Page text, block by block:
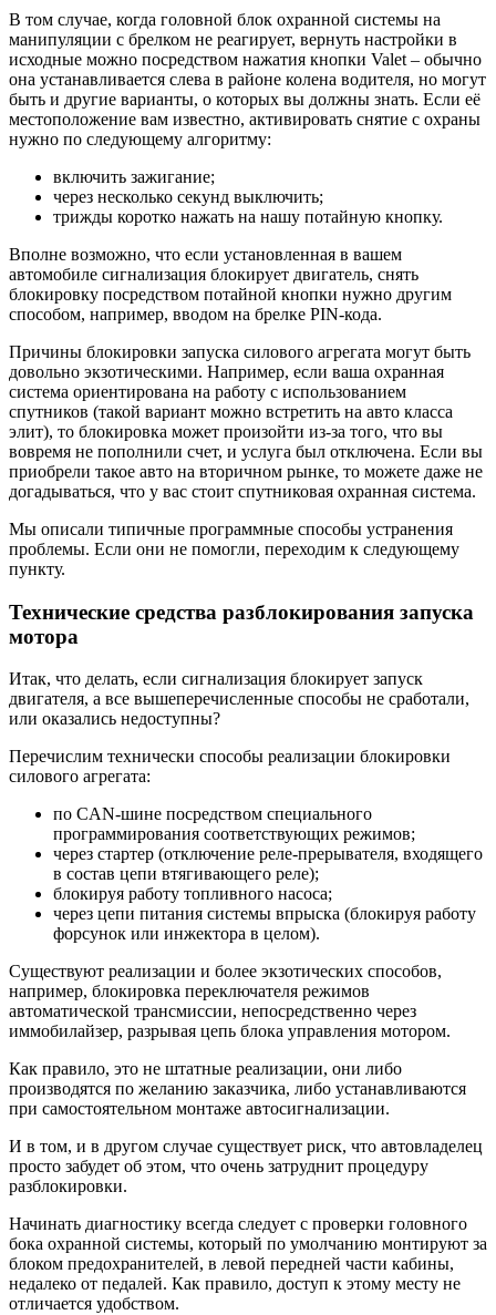
В том случае, когда головной блок охранной системы на
манипуляции с брелком не реагирует, вернуть настройки в
исходные можно посредством нажатия кнопки Valet – обычно
она устанавливается слева в районе колена водителя, но могут
быть и другие варианты, о которых вы должны знать. Если её
местоположение вам известно, активировать снятие с охраны
нужно по следующему алгоритму:
включить зажигание;
через несколько секунд выключить;
трижды коротко нажать на нашу потайную кнопку.
Вполне возможно, что если установленная в вашем
автомобиле сигнализация блокирует двигатель, снять
блокировку посредством потайной кнопки нужно другим
способом, например, вводом на брелке PIN-кода.
Причины блокировки запуска силового агрегата могут быть
довольно экзотическими. Например, если ваша охранная
система ориентирована на работу с использованием
спутников (такой вариант можно встретить на авто класса
элит), то блокировка может произойти из-за того, что вы
вовремя не пополнили счет, и услуга был отключена. Если вы
приобрели такое авто на вторичном рынке, то можете даже не
догадываться, что у вас стоит спутниковая охранная система.
Мы описали типичные программные способы устранения
проблемы. Если они не помогли, переходим к следующему
пункту.
Технические средства разблокирования запуска
мотора
Итак, что делать, если сигнализация блокирует запуск
двигателя, а все вышеперечисленные способы не сработали,
или оказались недоступны?
Перечислим технически способы реализации блокировки
силового агрегата:
по CAN-шине посредством специального
программирования соответствующих режимов;
через стартер (отключение реле-прерывателя, входящего
в состав цепи втягивающего реле);
блокируя работу топливного насоса;
через цепи питания системы впрыска (блокируя работу
форсунок или инжектора в целом).
Существуют реализации и более экзотических способов,
например, блокировка переключателя режимов
автоматической трансмиссии, непосредственно через
иммобилайзер, разрывая цепь блока управления мотором.
Как правило, это не штатные реализации, они либо
производятся по желанию заказчика, либо устанавливаются
при самостоятельном монтаже автосигнализации.
И в том, и в другом случае существует риск, что автовладелец
просто забудет об этом, что очень затруднит процедуру
разблокировки.
Начинать диагностику всегда следует с проверки головного
бока охранной системы, который по умолчанию монтируют за
блоком предохранителей, в левой передней части кабины,
недалеко от педалей. Как правило, доступ к этому месту не
отличается удобством.